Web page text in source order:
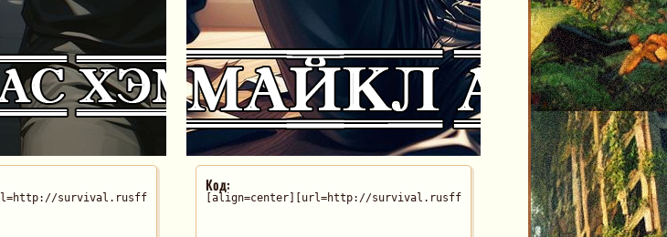
survival.rusff.me/viewtopic.php?id=19#p1490][img]http://upforme.ru/uploads/001b/f7/f4/2/
Код:
[align=center][url=http://survival.rusff.me/